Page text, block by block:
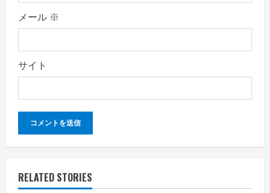
メール ※
サイト
RELATED STORIES